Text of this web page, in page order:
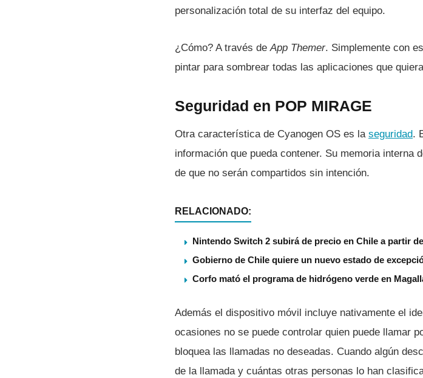
personalización total de su interfaz del equipo.
¿Cómo? A través deApp Themer. Simplemente con
pintar para sombrear todas las aplicaciones que
Seguridad en POP MIRAGE
Otra caracterí­stica de Cyanogen OS es la seguridad.
información que pueda contener. Su memoria interna
de que no serán compartidos sin intención.
RELACIONADO:
Nintendo Switch 2 subirá de precio en Chile a partir
Gobierno de Chile quiere un nuevo estado de
Corfo mató el programa de hidrógeno verde en
Además el dispositivo móvil incluye nativamente el
ocasiones no se puede controlar quien puede llamar
bloquea las llamadas no deseadas. Cuando algún
de la llamada y cuántas otras personas lo han